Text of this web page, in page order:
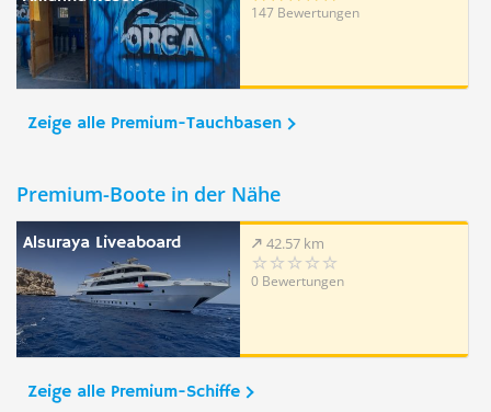
147 Bewertungen
Zeige alle Premium-Tauchbasen
Premium-Boote in der Nähe
Alsuraya Liveaboard 42.57 km
0 Bewertungen
Zeige alle Premium-Schiffe